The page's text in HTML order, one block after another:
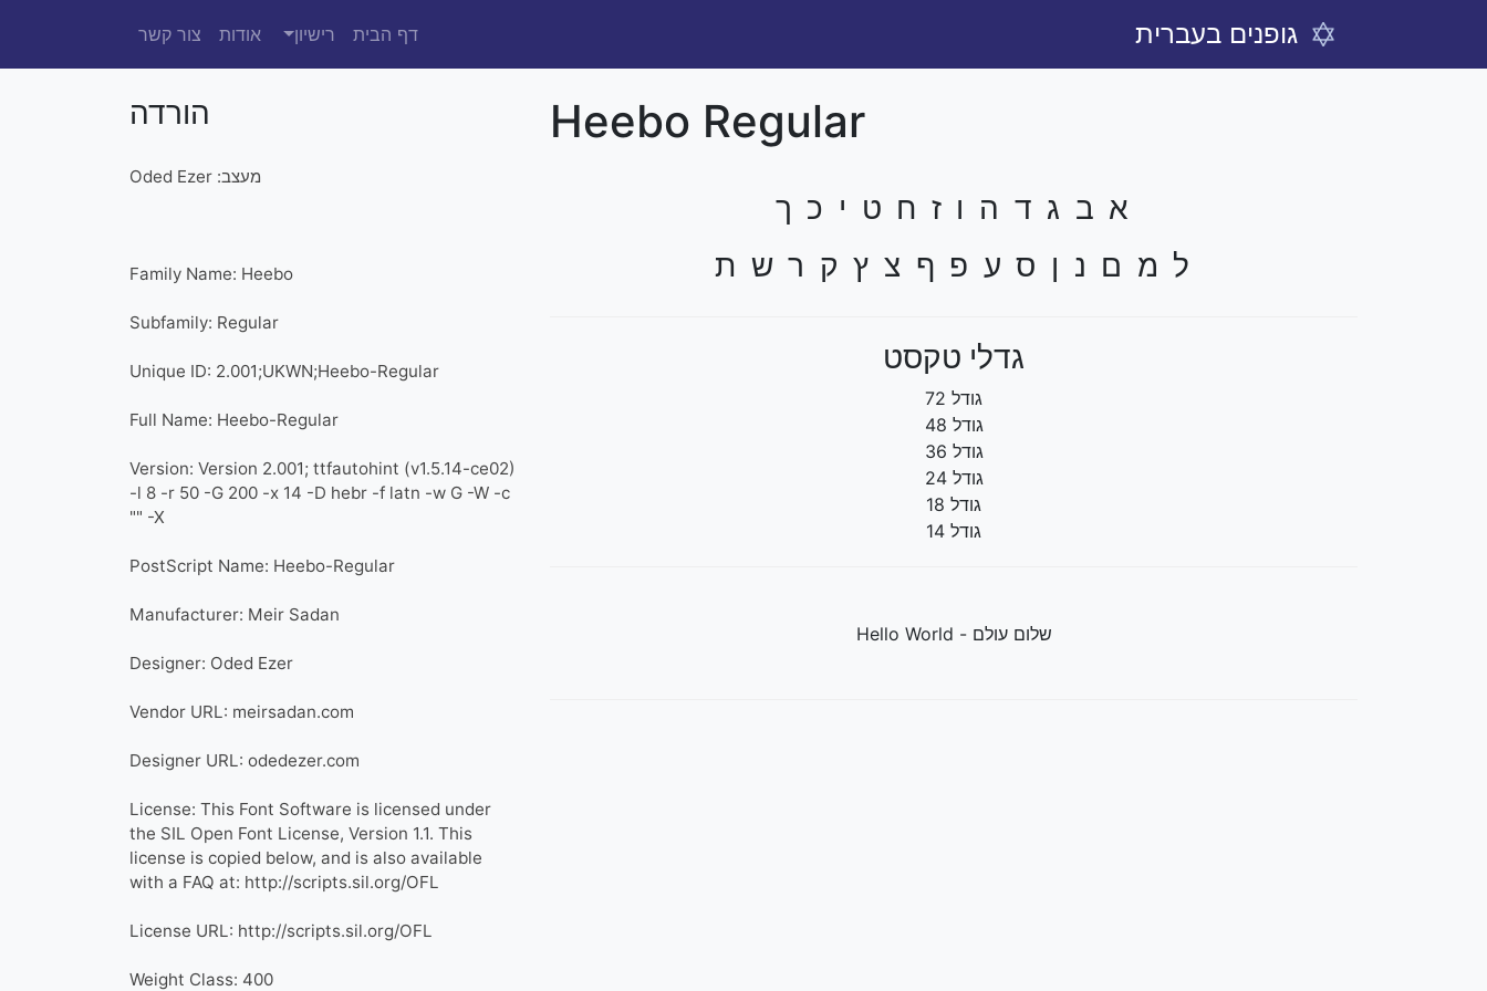
גופנים בעברית דף הבית רישיון אודות צור קשר
Heebo Regular
א ב ג ד ה ו ז ח ט י כ ך
ל מ ם נ ן ס ע פ ף צ ץ ק ר ש ת
גדלי טקסט
גודל 72
גודל 48
גודל 36
גודל 24
גודל 18
גודל 14
שלום עולם - Hello World
הורדה
מעצב: Oded Ezer
Family Name: Heebo
Subfamily: Regular
Unique ID: 2.001;UKWN;Heebo-Regular
Full Name: Heebo-Regular
Version: Version 2.001; ttfautohint (v1.5.14-ce02)
-l 8 -r 50 -G 200 -x 14 -D hebr -f latn -w G -W -c
-X ""
PostScript Name: Heebo-Regular
Manufacturer: Meir Sadan
Designer: Oded Ezer
Vendor URL: meirsadan.com
Designer URL: odedezer.com
License: This Font Software is licensed under
the SIL Open Font License, Version 1.1. This
license is copied below, and is also available
with a FAQ at: http://scripts.sil.org/OFL
License URL: http://scripts.sil.org/OFL
Weight Class: 400